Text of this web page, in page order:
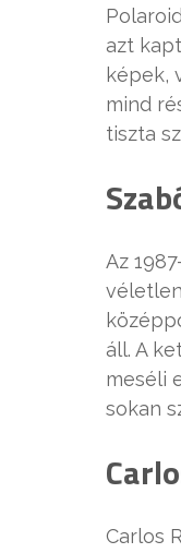
azt
képek,
mind
tiszta
Az
áll. A
meséli
sokan
Carlos